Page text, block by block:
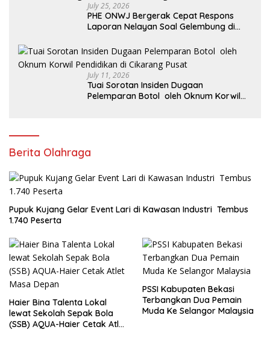
July 25, 2026
PHE ONWJ Bergerak Cepat Respons
Laporan Nelayan Soal Gelembung di
July 11, 2026
Tuai Sorotan Insiden Dugaan
Pelemparan Botol oleh Oknum Korwil
Berita Olahraga
Pupuk Kujang Gelar Event Lari di Kawasan Industri Tembus
1.740 Peserta
Haier Bina Talenta Lokal
lewat Sekolah Sepak Bola
(SSB) AQUA-Haier Cetak Atlet
PSSI Kabupaten Bekasi
Terbangkan Dua Pemain
Muda Ke Selangor Malaysia